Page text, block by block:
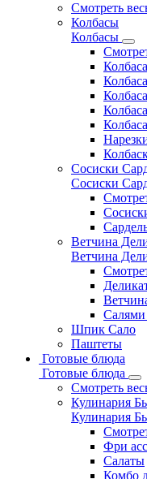
Смотреть
Колбасы
Колбасы
Сосиски
Сосиски
Ветчина
Ветчина
Шпик Сало
Паштеты
Готовые блюда
Готовые блюда
Смотреть
Кулинария
Кулинария
Фри
Салаты
Комбо